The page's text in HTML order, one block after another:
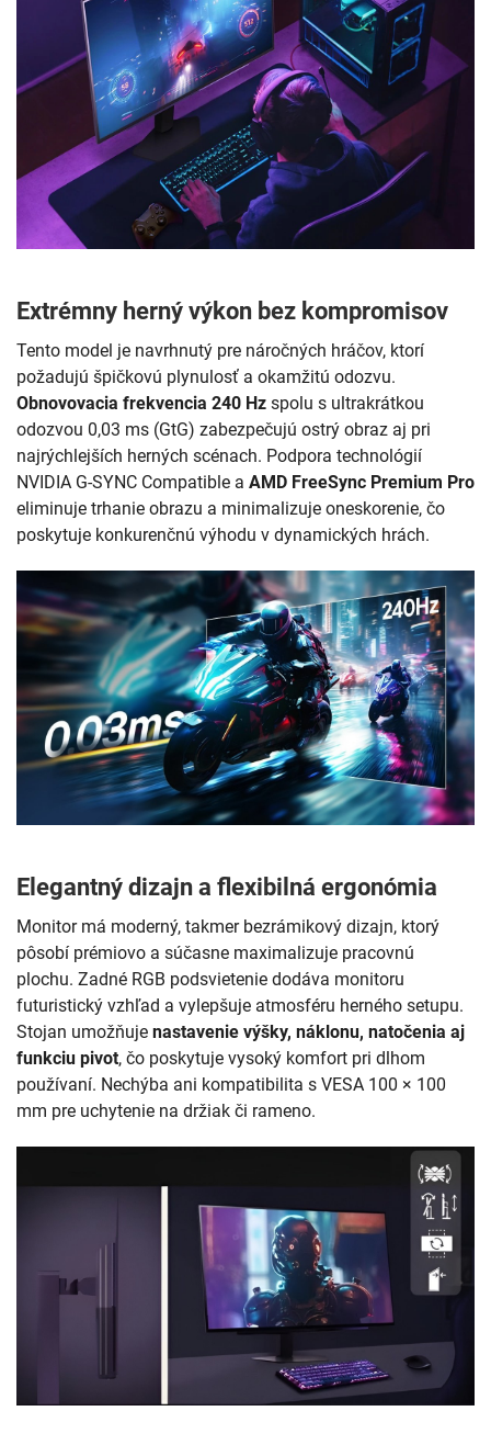
Extrémny herný výkon bez kompromisov
Tento model je navrhnutý pre náročných hráčov, ktorí
požadujú špičkovú plynulosť a okamžitú odozvu.
Obnovovacia frekvencia 240 Hz spolu s ultrakrátkou
odozvou 0,03 ms (GtG) zabezpečujú ostrý obraz aj pri
najrýchlejších herných scénach. Podpora technológií
NVIDIA G-SYNC Compatible a AMD FreeSync Premium Pro
eliminuje trhanie obrazu a minimalizuje oneskorenie, čo
poskytuje konkurenčnú výhodu v dynamických hrách.
Elegantný dizajn a flexibilná ergonómia
Monitor má moderný, takmer bezrámikový dizajn, ktorý
pôsobí prémiovo a súčasne maximalizuje pracovnú
plochu. Zadné RGB podsvietenie dodáva monitoru
futuristický vzhľad a vylepšuje atmosféru herného setupu.
Stojan umožňuje nastavenie výšky, náklonu, natočenia aj
funkciu pivot, čo poskytuje vysoký komfort pri dlhom
používaní. Nechýba ani kompatibilita s VESA 100 × 100
mm pre uchytenie na držiak či rameno.